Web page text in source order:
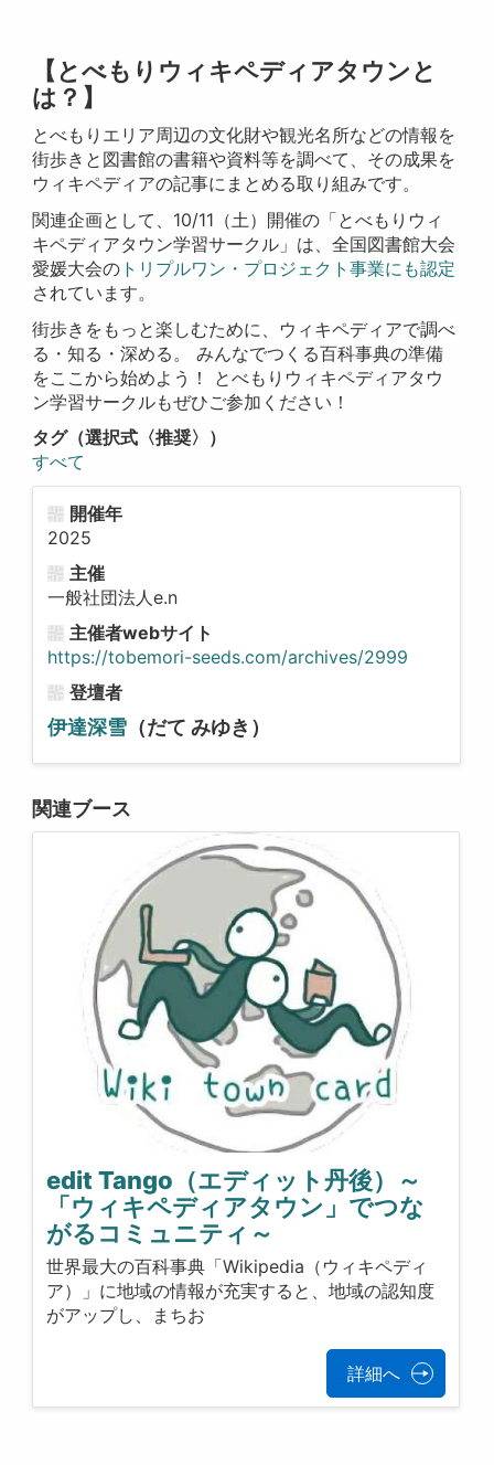
【とべもりウィキペディアタウンと
は？】
とべもりエリア周辺の文化財や観光名所などの情報を
街歩きと図書館の書籍や資料等を調べて、その成果を
ウィキペディアの記事にまとめる取り組みです。
関連企画として、10/11（土）開催の「とべもりウィ
キペディアタウン学習サークル」は、全国図書館大会
愛媛大会の トリプルワン・プロジェクト事業にも認定
されています。
街歩きをもっと楽しむために、ウィキペディアで調べ
る・知る・深める。 みんなでつくる百科事典の準備
をここから始めよう！ とべもりウィキペディアタウ
ン学習サークルもぜひご参加ください！
タグ（選択式〈推奨〉）
すべて
開催年
2025
主催
一般社団法人e.n
主催者webサイト
https://tobemori-seeds.com/archives/2999
登壇者
伊達深雪（だて みゆき）
関連ブース
edit Tango（エディット丹後）～
「ウィキペディアタウン」でつな
がるコミュニティ～
世界最大の百科事典「Wikipedia（ウィキペディ
ア）」に地域の情報が充実すると、地域の認知度
がアップし、まちお
詳細へ